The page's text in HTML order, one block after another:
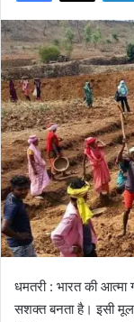
धमतरी : भारत की आत्मा
सशक्त बनता है। इसी मूल